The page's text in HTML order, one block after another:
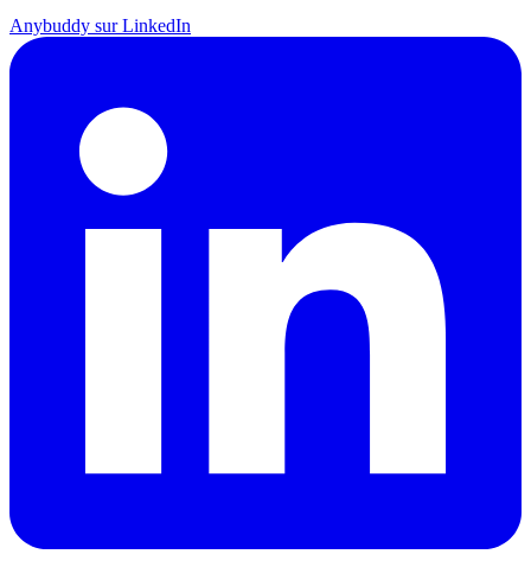
Anybuddy sur LinkedIn